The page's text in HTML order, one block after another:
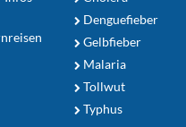
Denguefieber
Gelbfieber
Malaria
Tollwut
Typhus